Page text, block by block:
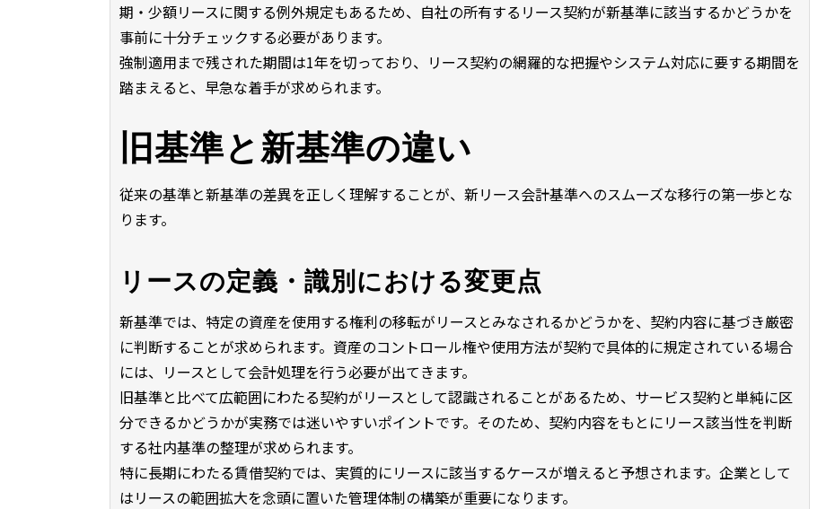
期・少額リースに関する例外規定もあるため、自社の所有するリース契約が新基準に該当するかどうかを
事前に十分チェックする必要があります。
強制適用まで残された期間は1年を切っており、リース契約の網羅的な把握やシステム対応に要する期間を
踏まえると、早急な着手が求められます。
旧基準と新基準の違い
従来の基準と新基準の差異を正しく理解することが、新リース会計基準へのスムーズな移行の第一歩とな
ります。
リースの定義・識別における変更点
新基準では、特定の資産を使用する権利の移転がリースとみなされるかどうかを、契約内容に基づき厳密
に判断することが求められます。資産のコントロール権や使用方法が契約で具体的に規定されている場合
には、リースとして会計処理を行う必要が出てきます。
旧基準と比べて広範囲にわたる契約がリースとして認識されることがあるため、サービス契約と単純に区
分できるかどうかが実務では迷いやすいポイントです。そのため、契約内容をもとにリース該当性を判断
する社内基準の整理が求められます。
特に長期にわたる賃借契約では、実質的にリースに該当するケースが増えると予想されます。企業として
はリースの範囲拡大を念頭に置いた管理体制の構築が重要になります。